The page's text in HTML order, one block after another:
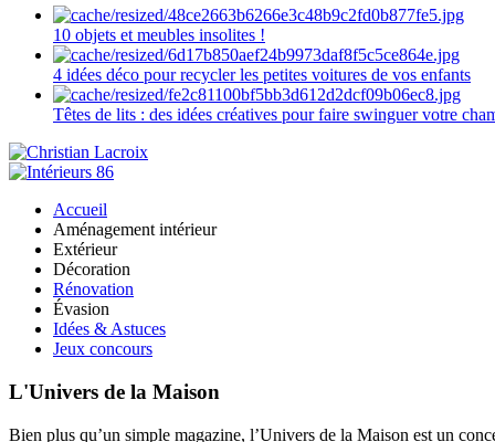
10 objets et meubles insolites !
4 idées déco pour recycler les petites voitures de vos enfants
Têtes de lits : des idées créatives pour faire swinguer votre
Accueil
Aménagement intérieur
Extérieur
Décoration
Rénovation
Évasion
Idées & Astuces
Jeux concours
L'Univers de la Maison
Bien plus qu’un simple magazine, l’Univers de la Maison est un